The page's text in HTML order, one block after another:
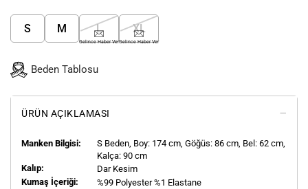
S M L
Gelince Haber Ver
XL
Gelince Haber Ver
Beden Tablosu
ÜRÜN AÇIKLAMASI
Manken Bilgisi: S Beden, Boy: 174 cm, Göğüs: 86 cm, Bel: 62 cm,
Kalça: 90 cm
Kalıp:
Dar Kesim
Kumaş İçeriği:
%99 Polyester %1 Elastane